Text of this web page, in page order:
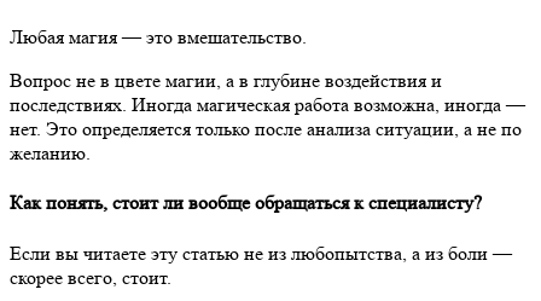
Любая магия — это вмешательство.
Вопрос не в цвете магии, а в глубине воздействия и
последствиях. Иногда магическая работа возможна, иногда —
нет. Это определяется только после анализа ситуации, а не по
желанию.
Как понять, стоит ли вообще обращаться к специалисту?
Если вы читаете эту статью не из любопытства, а из боли —
скорее всего, стоит.